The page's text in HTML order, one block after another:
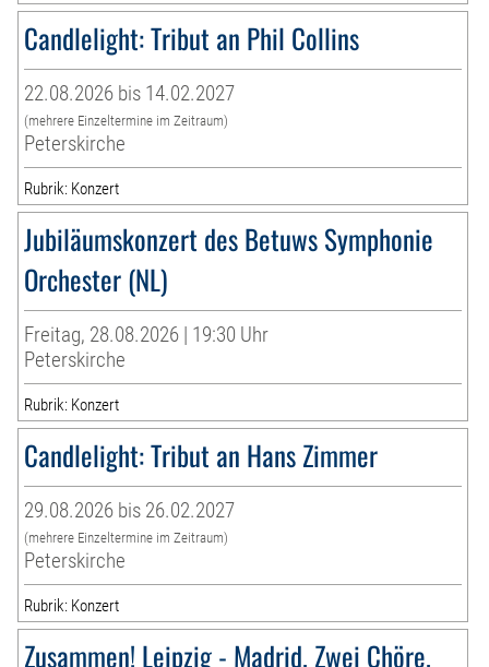
Candlelight: Tribut an Phil Collins
22.08.2026 bis 14.02.2027
(mehrere Einzeltermine im Zeitraum)
Peterskirche
Rubrik: Konzert
Jubiläumskonzert des Betuws Symphonie
Orchester (NL)
Freitag, 28.08.2026 | 19:30 Uhr
Peterskirche
Rubrik: Konzert
Candlelight: Tribut an Hans Zimmer
29.08.2026 bis 26.02.2027
(mehrere Einzeltermine im Zeitraum)
Peterskirche
Rubrik: Konzert
Zusammen! Leipzig - Madrid. Zwei Chöre.